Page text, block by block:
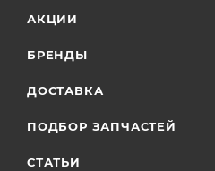
АКЦИИ
БРЕНДЫ
ДОСТАВКА
ПОДБОР ЗАПЧАСТЕЙ
СТАТЬИ